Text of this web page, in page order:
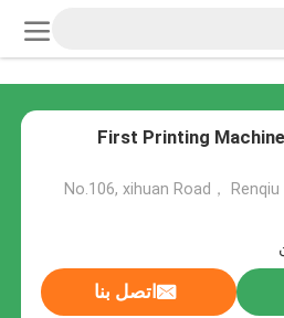
First Printing
No.106, xihuan Road， Renqiu
اتصل بنا